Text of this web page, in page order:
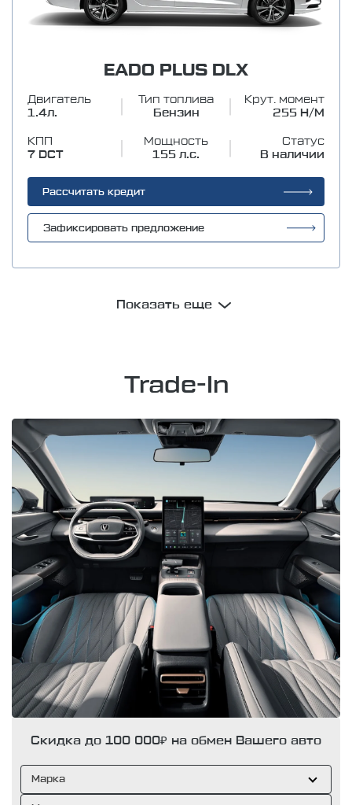
EADO PLUS DLX
Двигатель
1.4л.
Тип топлива
Бензин
Крут. момент
255 Н/М
КПП
7 DCT
Мощность
155 л.с.
Статус
В наличии
Рассчитать кредит
Зафиксировать предложение
Показать еще
Trade-In
Скидка до 100 000₽ на обмен Вашего авто
Марка